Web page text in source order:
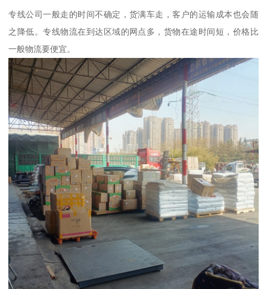
专线公司一般走的时间不确定，货满车走，客户的运输成本也会随
之降低。专线物流在到达区域的网点多，货物在途时间短，价格比
一般物流要便宜。